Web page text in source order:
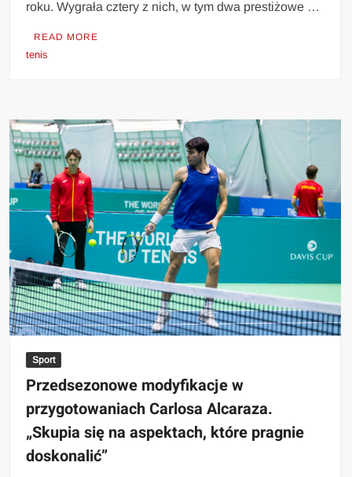
roku. Wygrała cztery z nich, w tym dwa prestiżowe …
READ MORE
tenis
Sport
Przedsezonowe modyfikacje w
przygotowaniach Carlosa Alcaraza.
„Skupia się na aspektach, które pragnie
doskonalić”